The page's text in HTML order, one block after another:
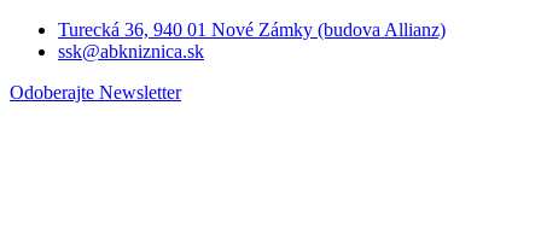
Turecká 36, 940 01 Nové Zámky (budova Allianz)
ssk@abkniznica.sk
Odoberajte Newsletter